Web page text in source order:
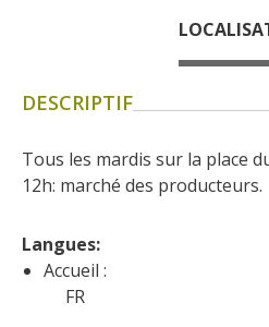
La gastronomie
La chataîgne
Les marchés et foires
Nos producteurs
Flâner à moins de
cent kilomètres
DESCRIPTIF
Tous les mardis sur la place
12h: marché des producteurs.
Langues:
Accueil :
FR